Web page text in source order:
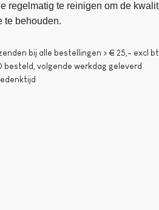
regelmatig te reinigen om de
te behouden.
bij alle bestellingen > € 25,- excl
besteld, volgende werkdag geleverd